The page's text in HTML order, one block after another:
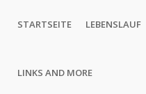
STARTSEITE LEBENSLAUF
LINKS AND MORE